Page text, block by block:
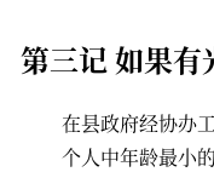
第三记 如果
在县政府经协办
个人中年龄最小